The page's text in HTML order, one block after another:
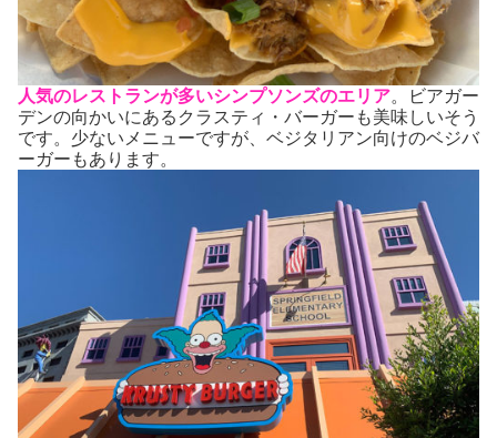
人気のレストランが多いシンプソンズのエリア。ビアガー
デンの向かいにあるクラスティ・バーガーも美味しいそう
です。少ないメニューですが、ベジタリアン向けのベジバ
ーガーもあります。